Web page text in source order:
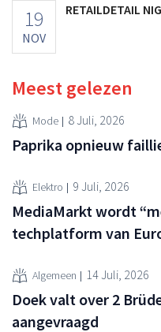
19
NOV
RETAILDETAIL
Meest gelezen
Mode 8 Juli, 2026
Paprika opnieuw
Elektro 9 Juli, 2026
MediaMarkt wordt
techplatform van
Algemeen 14 Juli, 2026
Doek valt over 2
aangevraagd